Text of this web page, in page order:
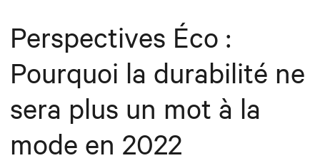
Perspectives Éco :
Pourquoi la durabilité ne
sera plus un mot à la
mode en 2022